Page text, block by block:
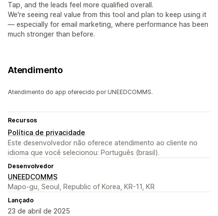
Tap, and the leads feel more qualified overall.
We're seeing real value from this tool and plan to keep using it
— especially for email marketing, where performance has been
much stronger than before.
Atendimento
Atendimento do app oferecido por UNEEDCOMMS.
Recursos
Política de privacidade
Este desenvolvedor não oferece atendimento ao cliente no
idioma que você selecionou: Português (brasil).
Desenvolvedor
UNEEDCOMMS
Mapo-gu, Seoul, Republic of Korea, KR-11, KR
Lançado
23 de abril de 2025